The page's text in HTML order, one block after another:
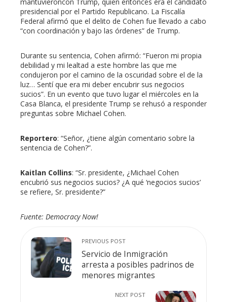
presidencial por el Partido Republicano. La Fiscalía
Federal afirmó que el delito de Cohen fue llevado a cabo
“con coordinación y bajo las órdenes” de Trump.
Durante su sentencia, Cohen afirmó: “Fueron mi propia
debilidad y mi lealtad a este hombre las que me
condujeron por el camino de la oscuridad sobre el de la
luz… Sentí que era mi deber encubrir sus negocios
sucios”. En un evento que tuvo lugar el miércoles en la
Casa Blanca, el presidente Trump se rehusó a responder
preguntas sobre Michael Cohen.
Reportero: “Señor, ¿tiene algún comentario sobre la
sentencia de Cohen?”.
Kaitlan Collins: “Sr. presidente, ¿Michael Cohen
encubrió sus negocios sucios? ¿A qué ‘negocios sucios’
se refiere, Sr. presidente?”
Fuente: Democracy Now!
PREVIOUS POST
Servicio de Inmigración
arresta a posibles padrinos de
menores migrantes
NEXT POST